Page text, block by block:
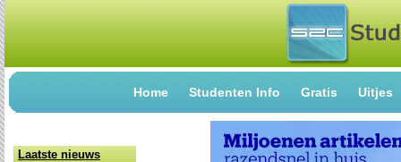
Home Studenten Info Gratis Uitjes
Laatste nieuws